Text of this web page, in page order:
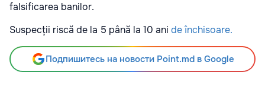
falsificarea banilor.
Suspecții riscă de la 5 până la 10 ani de închisoare.
Подпишитесь на новости Point.md в Google